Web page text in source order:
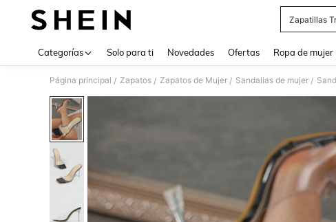
Zapatillas
Categorías Solo para ti Novedades Ofertas Ropa de mujer
Página principal / Zapatos / Zapatos de Mujer / Sandalias de mujer /